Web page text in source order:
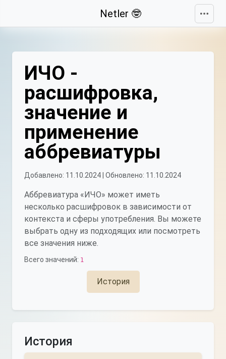
Netler 🤓
ИЧО -
расшифровка,
значение и
применение
аббревиатуры
Добавлено: 11.10.2024 | Обновлено: 11.10.2024
Аббревиатура «ИЧО» может иметь
несколько расшифровок в зависимости от
контекста и сферы употребления. Вы можете
выбрать одну из подходящих или посмотреть
все значения ниже.
Всего значений: 1
История
История